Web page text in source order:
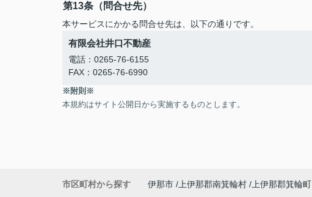
第13条（問合せ先）
本サービスにかかる問合せ先は、以下の通りです。
有限会社井口不動産
電話：0265-76-6155
FAX：0265-76-6990
※附則※
本規約はサイト公開日から実施するものとします。
市区町村から探す 伊那市 上伊那郡南箕輪村 上伊那郡箕輪町